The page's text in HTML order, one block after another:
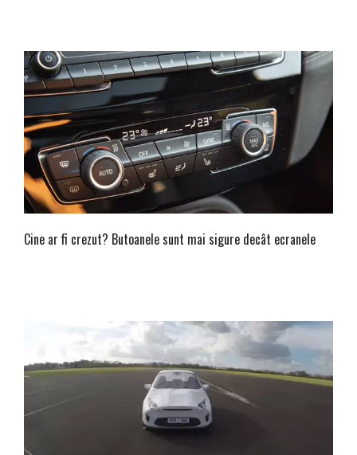
Cine ar fi crezut? Butoanele sunt mai sigure decât ecranele